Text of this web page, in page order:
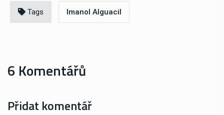
Tags Imanol Alguacil
6 Komentářů
Přidat komentář